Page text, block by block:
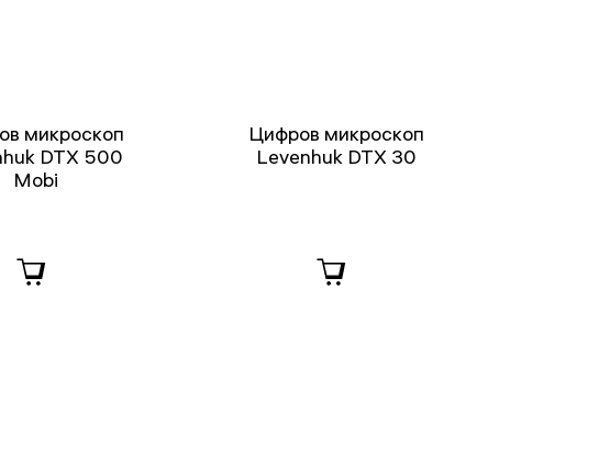
микроскоп
DTX 500
Mobi
Цифров микроскоп
Levenhuk DTX 30